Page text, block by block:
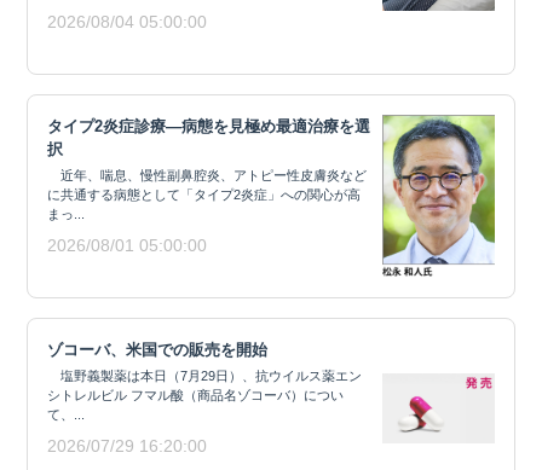
2026/08/04 05:00:00
タイプ2炎症診療―病態を見極め最適治療を選
択
近年、喘息、慢性副鼻腔炎、アトピー性皮膚炎など
に共通する病態として「タイプ2炎症」への関心が高
まっ...
2026/08/01 05:00:00
ゾコーバ、米国での販売を開始
塩野義製薬は本日（7月29日）、抗ウイルス薬エン
シトレルビル フマル酸（商品名ゾコーバ）につい
て、...
2026/07/29 16:20:00